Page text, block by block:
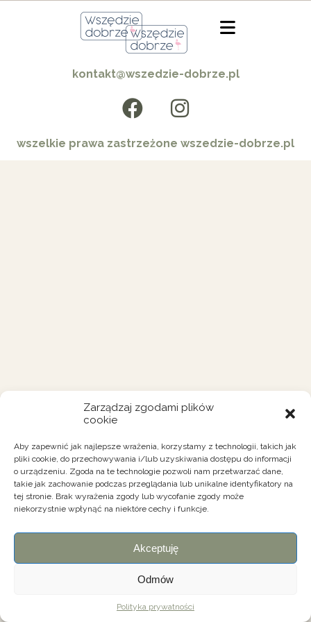
Zarządzaj zgodami plików
cookie
Aby zapewnić jak najlepsze wrażenia, korzystamy z technologii, takich jak
pliki cookie, do przechowywania i/lub uzyskiwania dostępu do informacji
o urządzeniu. Zgoda na te technologie pozwoli nam przetwarzać dane,
takie jak zachowanie podczas przeglądania lub unikalne identyfikatory na
tej stronie. Brak wyrażenia zgody lub wycofanie zgody może
niekorzystnie wpłynąć na niektóre cechy i funkcje.
Akceptuję
Odmów
Polityka prywatności
kontakt@wszedzie-dobrze.pl
wszelkie prawa zastrzeżone wszedzie-dobrze.pl